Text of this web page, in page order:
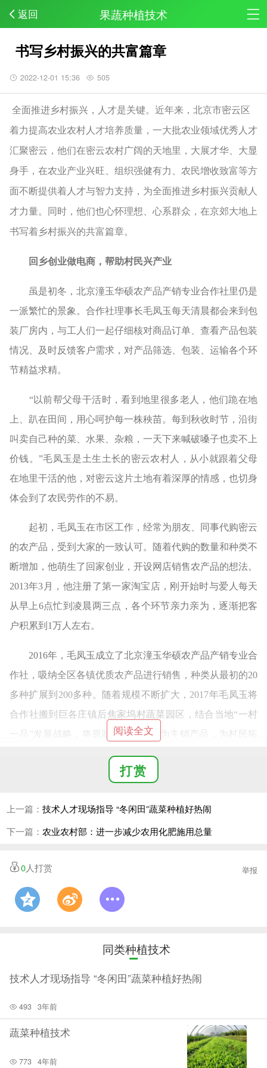
返回 果蔬种植技术
书写乡村振兴的共富篇章
2022-12-01 15:36 505
全面推进乡村振兴，人才是关键。近年来，北京市密云区
着力提高农业农村人才培养质量，一大批农业领域优秀人才
汇聚密云，他们在密云农村广阔的天地里，大展才华、大显
身手，在农业产业兴旺、组织强健有力、农民增收致富等方
面不断提供着人才与智力支持，为全面推进乡村振兴贡献人
才力量。同时，他们也心怀理想、心系群众，在京郊大地上
书写着乡村振兴的共富篇章。
回乡创业做电商，帮助村民兴产业
虽是初冬，北京潼玉华硕农产品产销专业合作社里仍是
一派繁忙的景象。合作社理事长毛凤玉每天清晨都会来到包
装厂房内，与工人们一起仔细核对商品订单、查看产品包装
情况、及时反馈客户需求，对产品筛选、包装、运输各个环
节精益求精。
“以前帮父母干活时，看到地里很多老人，他们跪在地
上、趴在田间，用心呵护每一株秧苗。每到秋收时节，沿街
叫卖自己种的菜、水果、杂粮，一天下来喊破嗓子也卖不上
价钱。”毛凤玉是土生土长的密云农村人，从小就跟着父母
在地里干活的他，对密云这片土地有着深厚的情感，也切身
体会到了农民劳作的不易。
起初，毛凤玉在市区工作，经常为朋友、同事代购密云
的农产品，受到大家的一致认可。随着代购的数量和种类不
断增加，他萌生了回家创业，开设网店销售农产品的想法。
2013年3月，他注册了第一家淘宝店，刚开始时与爱人每天
从早上6点忙到凌晨两三点，各个环节亲力亲为，逐渐把客
户积累到1万人左右。
2016年，毛凤玉成立了北京潼玉华硕农产品产销专业合
作社，吸纳全区各镇优质农产品进行销售，种类从最初的20
多种扩展到200多种。随着规模不断扩大，2017年毛凤玉将
合作社搬到巨各庄镇后焦家坞村蔬菜园区，结合当地“一村
一品”发展战略，将原味西红柿打造为主销产品，为村民拓
展销售渠道。2021年底，合作社电商销售平台固定客户达
8.5万余人，复购率在85％以上，销售额从2019年的2061万
余户。
创新大赛，荣获2022年北京市乡村振兴人才优秀创业项目奖
推进该区农业转型升级的一支重要活跃力量。
走进密云区河南寨镇一处果蔬大棚，农户正忙着给西红
柿秧掐尖，大棚内硕果累累。看着眼前的景象，密云区农业
“我是个地道的农民孩子，从小干农活儿，农民不仅辛
苦，收入还非常低。我想通过所学的知识、技术帮助农民，
阅读全文
打赏
上一篇： 技术人才现场指导 “冬闲田”蔬菜种植好热闹
下一篇： 农业农村部：进一步减少农用化肥施用总量
0人打赏 举报
同类种植技术
技术人才现场指导 “冬闲田”蔬菜种植好热闹
493 3年前
蔬菜种植技术
773 4年前